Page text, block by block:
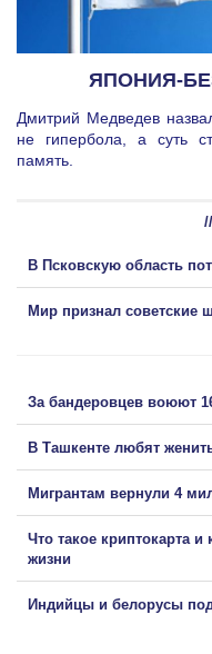
ЯПОНИЯ-
Дмитрий Медведев
не гипербола, а суть
память.
В Псковскую область
Мир признал советские
За бандеровцев воюют
В Ташкенте любят
Мигрантам вернули 4
Что такое криптокарта
жизни
Индийцы и белорусы